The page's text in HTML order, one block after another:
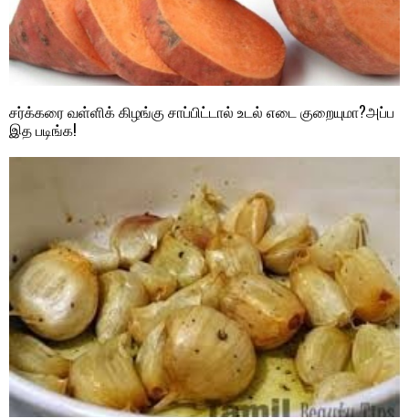
சர்க்கரை வள்ளிக் கிழங்கு சாப்பிட்டால் உடல் எடை குறையுமா?அப்ப
இத படிங்க!